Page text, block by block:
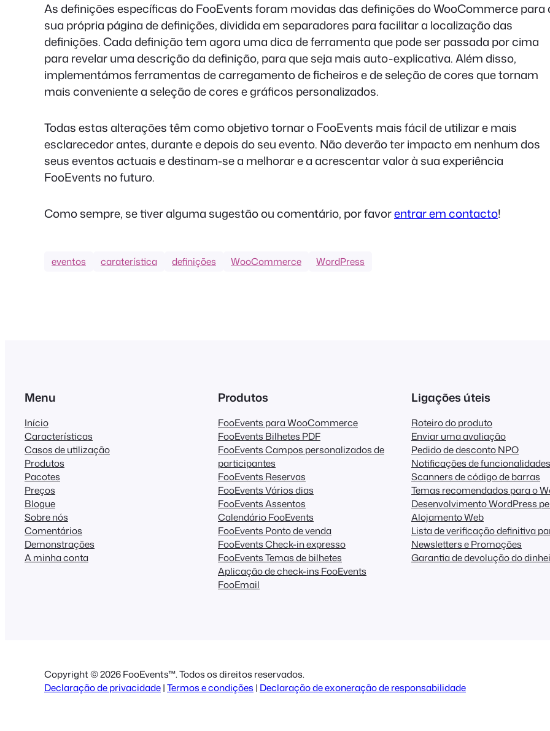
As definições específicas do FooEvents foram movidas das definições do WooCommerce para
sua própria página de definições, dividida em separadores para facilitar a localização das
definições. Cada definição tem agora uma dica de ferramenta que pode ser passada por cima
para revelar uma descrição da definição, para que seja mais auto-explicativa. Além disso,
implementámos ferramentas de carregamento de ficheiros e de seleção de cores que tornam
mais conveniente a seleção de cores e gráficos personalizados.
Todas estas alterações têm como objetivo tornar o FooEvents mais fácil de utilizar e mais
esclarecedor antes, durante e depois do seu evento. Não deverão ter impacto em nenhum dos
seus eventos actuais e destinam-se a melhorar e a acrescentar valor à sua experiência
FooEvents no futuro.
Como sempre, se tiver alguma sugestão ou comentário, por favorentrar em contacto!
eventos caraterística definições WooCommerce WordPress
Menu
Início
Características
Casos de utilização
Produtos
Pacotes
Preços
Blogue
Sobre nós
Comentários
Demonstrações
A minha conta
Produtos
FooEvents para WooCommerce
FooEvents Bilhetes PDF
FooEvents Campos personalizados de
participantes
FooEvents Reservas
FooEvents Vários dias
FooEvents Assentos
Calendário FooEvents
FooEvents Ponto de venda
FooEvents Check-in expresso
FooEvents Temas de bilhetes
Aplicação de check-ins FooEvents
FooEmail
Ligações úteis
Roteiro do produto
Enviar uma avaliação
Pedido de desconto NPO
Notificações de funcionalidades
Scanners de código de barras
Temas recomendados para o
Desenvolvimento WordPress
Alojamento Web
Lista de verificação definitiva
Newsletters e Promoções
Garantia de devolução do
Copyright © 2026 FooEvents™. Todos os direitos reservados.
Declaração de privacidade|Termos e condições | Declaração de exoneração de responsabilidade